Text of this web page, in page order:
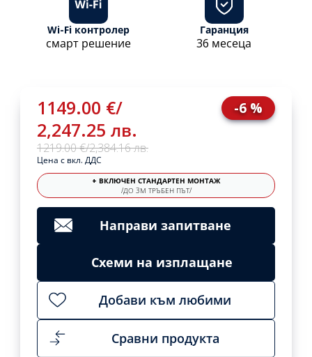
1149.00 €/
2,247.25 лв.
1219.00 €/2,384.16 лв.
-6 %
Цена с вкл. ДДС
+ ВКЛЮЧЕН СТАНДАРТЕН МОНТАЖ
/ДО 3М ТРЪБЕН ПЪТ/
Направи запитване
Схеми на изплащане
Добави към любими
Сравни продукта
Wi-Fi контролер
смарт решение
Гаранция
36 месеца